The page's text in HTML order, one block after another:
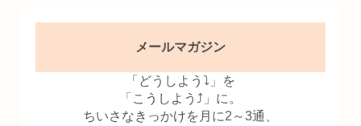
メールマガジン
「どうしよう⤵」を
「こうしよう⤴」に。
ちいさなきっかけを月に2～3通、